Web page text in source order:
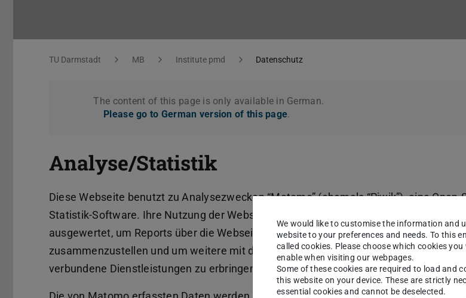
You are here:
TU Darmstadt MB Institute pmd Datenschutz
The content of this page is only available in German.
Please go to German version of this page.
Analyse/Statistik
Diese Webseite benutzt zu Analysezwecken “Matomo” (ehemals “Piwik”), eine Open-
Statistik-Software. Ihre Nutzung der Webseite wird ausschließlich in anonymisierter
ausgewertet, um Reports über die Webseitenaktivitäten für die Webseitenbetreiber
zusammenzustellen und um weitere mit der Webseitennutzung und der
verbundene Dienstleistungen zu erbringen sowie das Webangebot zu verbessern.
We would like to customise the information and
website to your preferences and needs. To this
called cookies. Please choose which cookies
enable when visiting our webpages.
Some of these cookies are required to load and
this website on your device. These are strictly
essential cookies and cannot be deselected.